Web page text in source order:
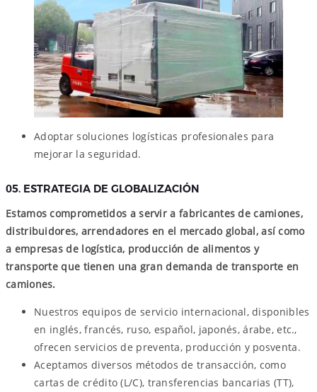
Adoptar soluciones logísticas profesionales para
mejorar la seguridad.
05. ESTRATEGIA DE GLOBALIZACIÓN
Estamos comprometidos a servir a fabricantes de camiones,
distribuidores, arrendadores en el mercado global, así como
a empresas de logística, producción de alimentos y
transporte que tienen una gran demanda de transporte en
camiones.
Nuestros equipos de servicio internacional, disponibles
en inglés, francés, ruso, español, japonés, árabe, etc.,
ofrecen servicios de preventa, producción y posventa.
Aceptamos diversos métodos de transacción, como
cartas de crédito (L/C), transferencias bancarias (TT),